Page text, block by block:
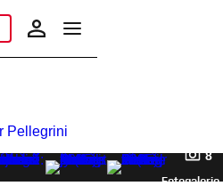
8
Fotogalerie